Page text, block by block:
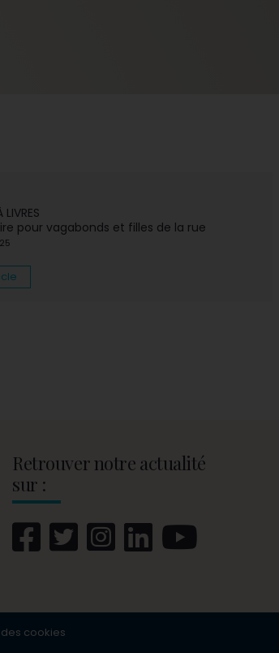
LIVRES
pour vagabonds et filles de la rue
Retrouver notre actualité
sur :
cookies